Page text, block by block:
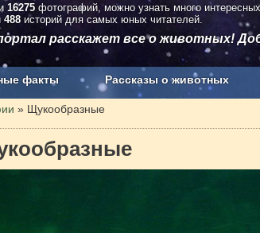
16275 фотографий, можно узнать много
488 историй для самых юных читателей.
расскажет все о животных!
факты Рассказы о животных
» Щукообразные